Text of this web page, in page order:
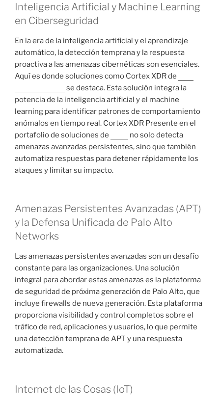
Inteligencia Artificial y Machine Learning
en Ciberseguridad
En la era de la inteligencia artificial y el aprendizaje
automático, la detección temprana y la respuesta
proactiva a las amenazas cibernéticas son esenciales.
Aquí es donde soluciones como Cortex XDR de
se destaca. Esta solución integra la
potencia de la inteligencia artificial y el machine
learning para identificar patrones de comportamiento
anómalos en tiempo real. Cortex XDR Presente en el
portafolio de soluciones de
no solo detecta
amenazas avanzadas persistentes, sino que también
automatiza respuestas para detener rápidamente los
ataques y limitar su impacto.
Amenazas Persistentes Avanzadas (APT)
y la Defensa Unificada de Palo Alto
Networks
Las amenazas persistentes avanzadas son un desafío
constante para las organizaciones. Una solución
integral para abordar estas amenazas es la plataforma
de seguridad de próxima generación de Palo Alto, que
incluye firewalls de nueva generación. Esta plataforma
proporciona visibilidad y control completos sobre el
tráfico de red, aplicaciones y usuarios, lo que permite
una detección temprana de APT y una respuesta
automatizada.
Internet de las Cosas (IoT)